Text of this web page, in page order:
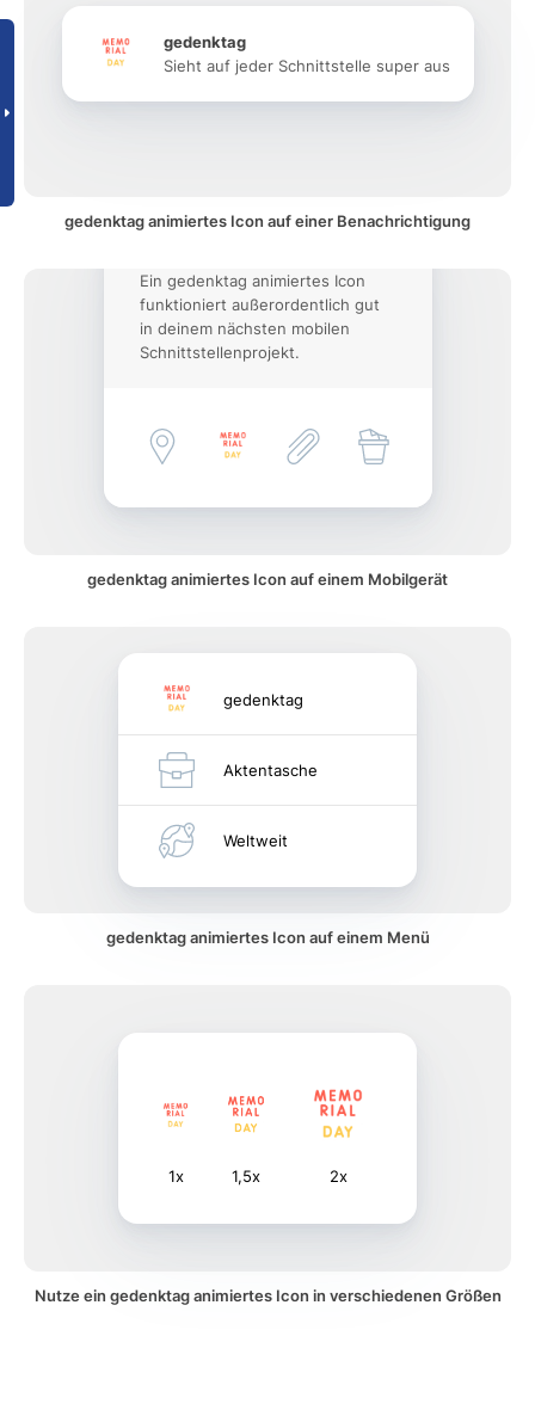
gedenktag
Sieht auf jeder Schnittstelle super aus
gedenktag animiertes Icon auf einer Benachrichtigung
Ein gedenktag animiertes Icon
funktioniert außerordentlich gut
in deinem nächsten mobilen
Schnittstellenprojekt.
gedenktag animiertes Icon auf einem Mobilgerät
gedenktag
Aktentasche
Weltweit
gedenktag animiertes Icon auf einem Menü
1x 1,5x 2x
Nutze ein gedenktag animiertes Icon in verschiedenen Größen